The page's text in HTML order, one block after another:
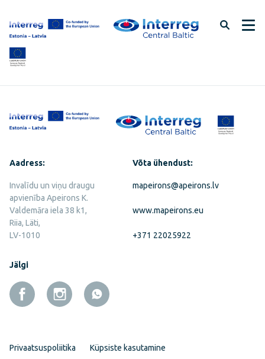
lehe
sisu
vahele
Aadress:
Invalīdu un viņu draugu
apvienība Apeirons K.
Valdemāra iela 38 k1,
Riia, Läti,
LV-1010
Võta ühendust:
mapeirons@apeirons.lv
www.mapeirons.eu
+371 22025922
Jälgi
Privaatsuspoliitika Küpsiste kasutamine